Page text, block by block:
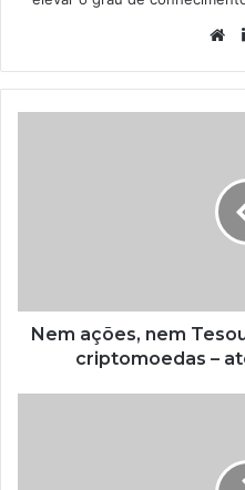
Nem ações, nem
criptomoedas –